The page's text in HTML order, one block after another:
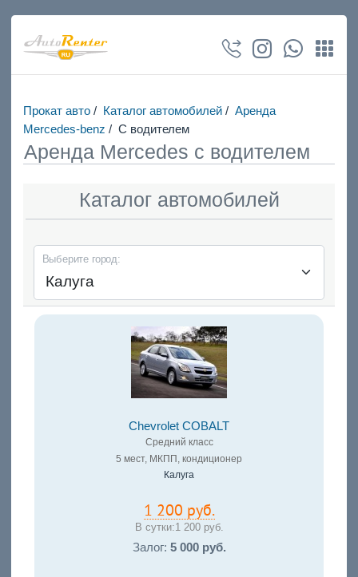
Прокат авто/ Каталог автомобилей/ Аренда
Mercedes-benz / С водителем
Аренда Mercedes с водителем
Каталог автомобилей
Выберите город:
Chevrolet COBALT
Средний класс
5 мест, МКПП, кондиционер
Калуга
1 200 руб.
В сутки:1 200 руб.
Залог: 5 000 руб.